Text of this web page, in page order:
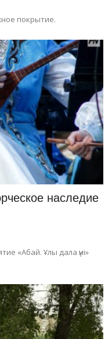
покрытие.
наследие
«Абай. Ұлы дала үні»